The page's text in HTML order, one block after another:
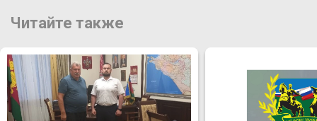
Читайте также